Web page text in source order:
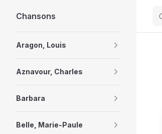
Skip to content
Chansons
Aragon, Louis
Aznavour, Charles
Barbara
Belle, Marie-Paule